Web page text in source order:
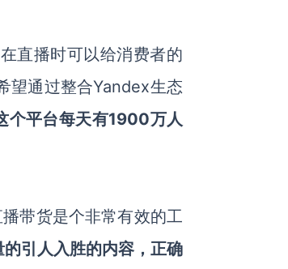
直播时可以给消费者的
望通过整合Yandex生态
个平台每天有1900万人
带货是个非常有效的工
引人入胜的内容，正确